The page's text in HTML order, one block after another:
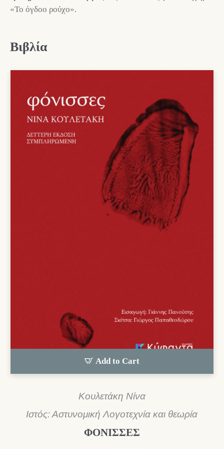
«Το όγδοο ρούχο».
Βιβλία
Add to Cart
Κουλετάκη Νίνα
Ιστός: Αστυνομική Λογοτεχνία και θεωρία
ΦΟΝΙΣΣΕΣ